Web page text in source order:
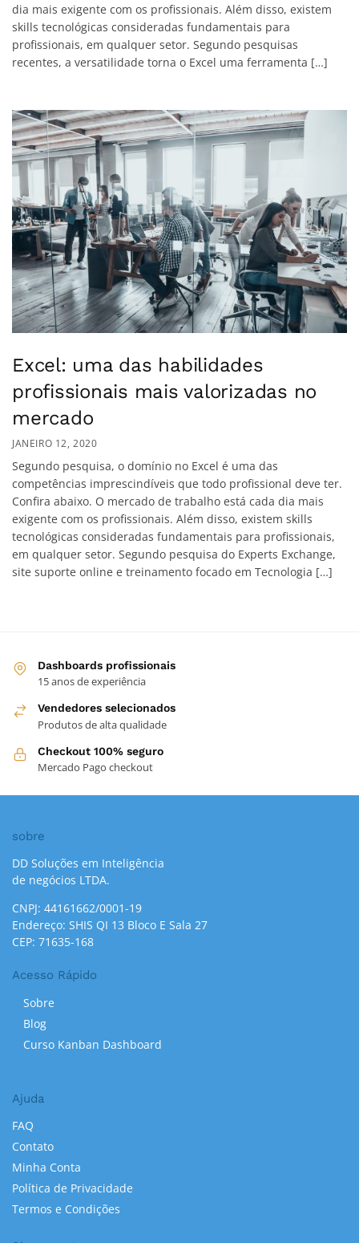
dia mais exigente com os profissionais. Além disso, existem
skills tecnológicas consideradas fundamentais para
profissionais, em qualquer setor. Segundo pesquisas
recentes, a versatilidade torna o Excel uma ferramenta […]
Excel: uma das habilidades
profissionais mais valorizadas no
mercado
JANEIRO 12, 2020
Segundo pesquisa, o domínio no Excel é uma das
competências imprescindíveis que todo profissional deve ter.
Confira abaixo. O mercado de trabalho está cada dia mais
exigente com os profissionais. Além disso, existem skills
tecnológicas consideradas fundamentais para profissionais,
em qualquer setor. Segundo pesquisa do Experts Exchange,
site suporte online e treinamento focado em Tecnologia […]
Dashboards profissionais
15 anos de experiência
Vendedores selecionados
Produtos de alta qualidade
Checkout 100% seguro
Mercado Pago checkout
sobre
DD Soluções em Inteligência
de negócios LTDA.
CNPJ: 44161662/0001-19
Endereço: SHIS QI 13 Bloco E Sala 27
CEP: 71635-168
Acesso Rápido
Sobre
Blog
Curso Kanban Dashboard
Ajuda
FAQ
Contato
Minha Conta
Política de Privacidade
Termos e Condições